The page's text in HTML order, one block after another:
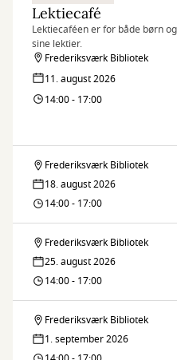
Lektiecafé
Lektiecaféen er for både børn
sine lektier.
Frederiksværk Bibliotek
11. august 2026
14:00 - 17:00
Lektiecafé
Frederiksværk Bibliotek
18. august 2026
14:00 - 17:00
Lektiecafé
Frederiksværk Bibliotek
25. august 2026
14:00 - 17:00
Lektiecafé
Frederiksværk Bibliotek
1. september 2026